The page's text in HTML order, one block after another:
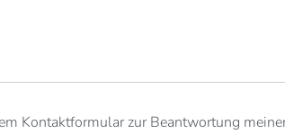
Kontaktformular zur Beantwortung